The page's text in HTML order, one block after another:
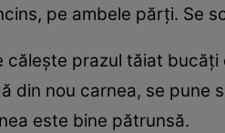
pe ambele părţi. Se
căleşte prazul tăiat
din nou carnea, se
este bine ­pătrunsă.